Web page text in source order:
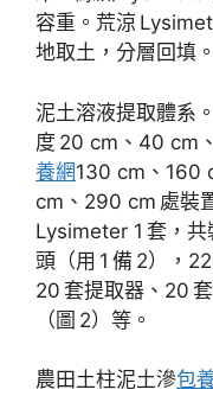
容重。荒涼
地取土，分層回填。
泥土溶液提取體系
度 20 cm、40 cm
養網130 cm、160
cm、290 cm 處裝
Lysimeter 1 套，
頭（用 1 備 2），
20 套提取器、20
（圖 2）等。
農田土柱泥土滲包